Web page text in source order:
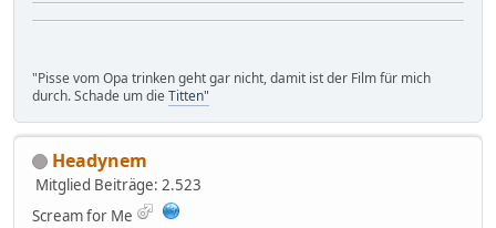
"Pisse vom Opa trinken geht gar nicht, damit ist der Film für mich
durch. Schade um die Titten"
Headynem
Mitglied Beiträge: 2.523
Scream for Me